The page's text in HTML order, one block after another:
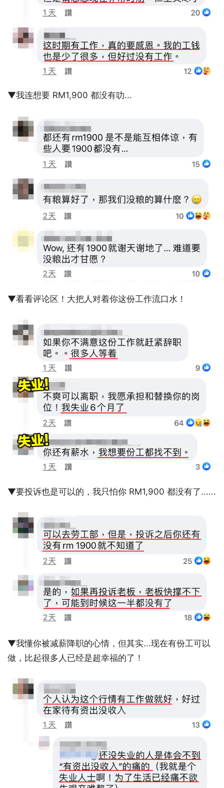
▼我连想要 RM1,900 都没有叻...
▼看看评论区！大把人对着你这份工作流口水！
▼要投诉也是可以的，我只怕你 RM1,900 都没有了......
▼我懂你被减薪降职的心情，但其实...现在有份工可以
做，比起很多人已经是超幸福的了！